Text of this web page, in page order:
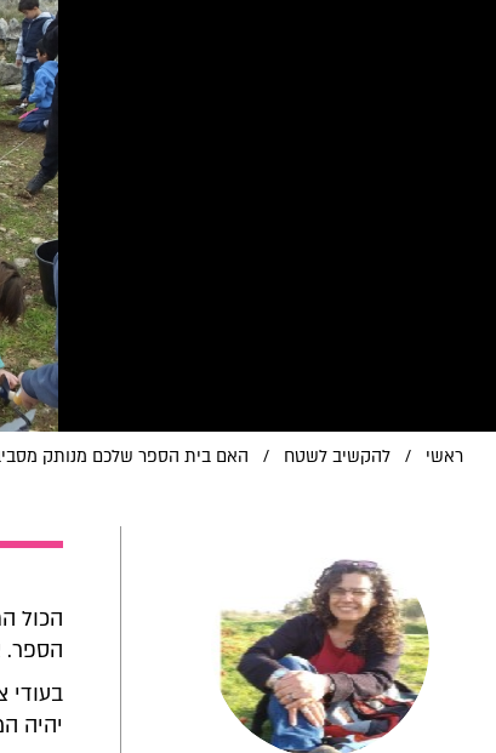
ראשי / להקשיב לשטח / האם בית הספר שלכם מנותק
הכול
הספר.
בעודי
יהיה